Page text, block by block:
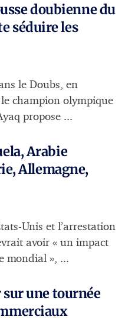
doubienne du
séduire les
le Doubs, en
champion olympique
propose ...
Arabie
Allemagne,
Unis et l’arrestation
avoir « un impact
mondial », ...
une tournée